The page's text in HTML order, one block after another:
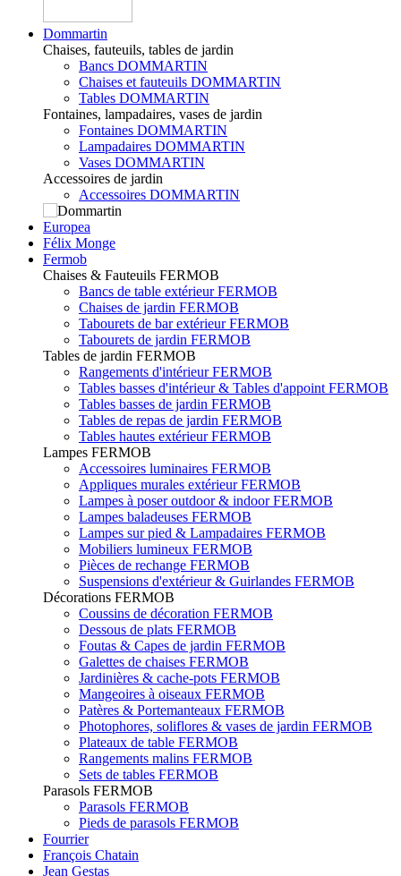
Dommartin
Chaises, fauteuils, tables de jardin
Bancs DOMMARTIN
Chaises et fauteuils DOMMARTIN
Tables DOMMARTIN
Fontaines, lampadaires, vases de jardin
Fontaines DOMMARTIN
Lampadaires DOMMARTIN
Vases DOMMARTIN
Accessoires de jardin
Accessoires DOMMARTIN
Europea
Félix Monge
Fermob
Chaises & Fauteuils FERMOB
Bancs de table extérieur FERMOB
Chaises de jardin FERMOB
Tabourets de bar extérieur FERMOB
Tabourets de jardin FERMOB
Tables de jardin FERMOB
Rangements d'intérieur FERMOB
Tables basses d'intérieur & Tables d'appoint FERMOB
Tables basses de jardin FERMOB
Tables de repas de jardin FERMOB
Tables hautes extérieur FERMOB
Lampes FERMOB
Accessoires luminaires FERMOB
Appliques murales extérieur FERMOB
Lampes à poser outdoor & indoor FERMOB
Lampes baladeuses FERMOB
Lampes sur pied & Lampadaires FERMOB
Mobiliers lumineux FERMOB
Pièces de rechange FERMOB
Suspensions d'extérieur & Guirlandes FERMOB
Décorations FERMOB
Coussins de décoration FERMOB
Dessous de plats FERMOB
Foutas & Capes de jardin FERMOB
Galettes de chaises FERMOB
Jardinières & cache-pots FERMOB
Mangeoires à oiseaux FERMOB
Patères & Portemanteaux FERMOB
Photophores, soliflores & vases de jardin FERMOB
Plateaux de table FERMOB
Rangements malins FERMOB
Sets de tables FERMOB
Parasols FERMOB
Parasols FERMOB
Pieds de parasols FERMOB
Fourrier
François Chatain
Jean Gestas